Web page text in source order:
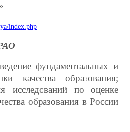
index.php
фундаментальных и
качества образования;
исследований по оценке
образования в России